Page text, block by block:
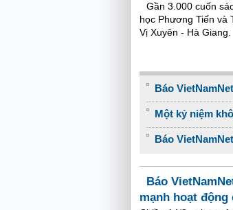
Gần 3.000 cuốn
học Phương Tiến và
Vị Xuyên - Hà Giang.
Báo
Một kỷ niệm
Báo
Báo
mạnh hoạt động